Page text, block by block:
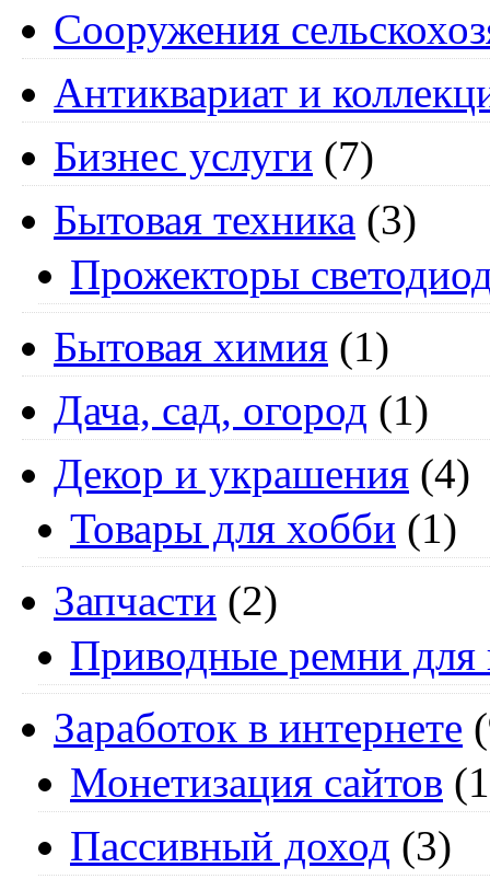
Cооружения
Антиквариат и
Бизнес услуги (7)
Бытовая техника (3)
Прожекторы
Бытовая химия (1)
Дача, сад, огород (1)
Декор и украшения (4)
Товары для хобби (1)
Запчасти (2)
Приводные ремни для
Заработок в интернете
Монетизация сайтов
Пассивный доход (3)